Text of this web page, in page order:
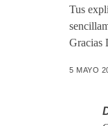
Tus
Gracias
5 MAYO